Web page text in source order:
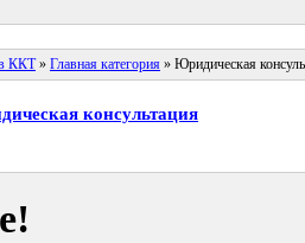
ККТ» Главная категория » Юридическая
консультация